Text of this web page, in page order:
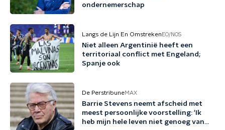
ondernemerschap
Langs de Lijn En Omstreken EO/NOS
Niet alleen Argentinië heeft een
territoriaal conflict met Engeland;
Spanje ook
De PerstribuneMAX
Barrie Stevens neemt afscheid met
meest persoonlijke voorstelling: 'Ik
heb mijn hele leven niet genoeg van